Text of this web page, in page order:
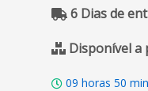
6 Dias de
Disponível a
09 horas 50